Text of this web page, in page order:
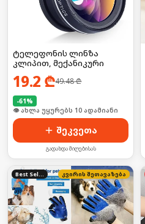
ტელეფონის ლინზა
კლიპით, მექანიკური
19.2 ₾49.48₾
-61%
🛒 ბოლო 24სთ-ში იყიდა 15-მა
შეკვეთა
გადახდა მიღებისას
Best Seller კვირის შეთავაზება